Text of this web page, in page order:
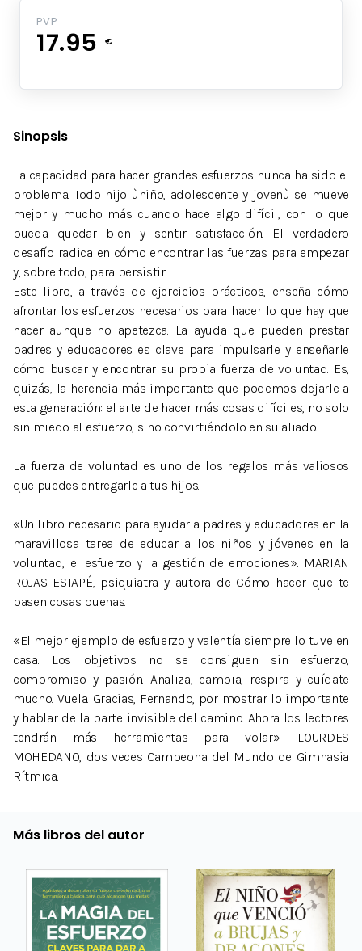
PVP
17.95 €
Sinopsis
La capacidad para hacer grandes esfuerzos nunca ha sido el
problema. Todo hijo ùniño, adolescente y jovenù se mueve
mejor y mucho más cuando hace algo difícil, con lo que
pueda quedar bien y sentir satisfacción. El verdadero
desafío radica en cómo encontrar las fuerzas para empezar
y, sobre todo, para persistir.
Este libro, a través de ejercicios prácticos, enseña cómo
afrontar los esfuerzos necesarios para hacer lo que hay que
hacer aunque no apetezca. La ayuda que pueden prestar
padres y educadores es clave para impulsarle y enseñarle
cómo buscar y encontrar su propia fuerza de voluntad. Es,
quizás, la herencia más importante que podemos dejarle a
esta generación: el arte de hacer más cosas difíciles, no solo
sin miedo al esfuerzo, sino convirtiéndolo en su aliado.
La fuerza de voluntad es uno de los regalos más valiosos
que puedes entregarle a tus hijos.
«Un libro necesario para ayudar a padres y educadores en la
maravillosa tarea de educar a los niños y jóvenes en la
voluntad, el esfuerzo y la gestión de emociones». MARIAN
ROJAS ESTAPÉ, psiquiatra y autora de Cómo hacer que te
pasen cosas buenas.
«El mejor ejemplo de esfuerzo y valentía siempre lo tuve en
casa. Los objetivos no se consiguen sin esfuerzo,
compromiso y pasión. Analiza, cambia, respira y cuídate
mucho. Vuela. Gracias, Fernando, por mostrar lo importante
y hablar de la parte invisible del camino. Ahora los lectores
tendrán más herramientas para volar». LOURDES
MOHEDANO, dos veces Campeona del Mundo de Gimnasia
Rítmica.
Más libros del autor